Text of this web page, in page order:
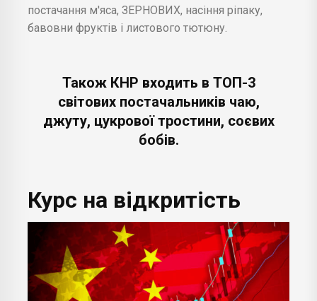
постачання м'яса, ЗЕРНОВИХ, насіння ріпаку,
бавовни фруктів і листового тютюну.
Також КНР входить в ТОП-3
світових постачальників чаю,
джуту, цукрової тростини, соєвих
бобів.
Курс на відкритість